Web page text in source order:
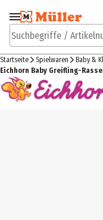
Zur Navigation
springen
Suchbegriffe /
Startseite Spielwaren Baby &
Eichhorn Baby Greifling-